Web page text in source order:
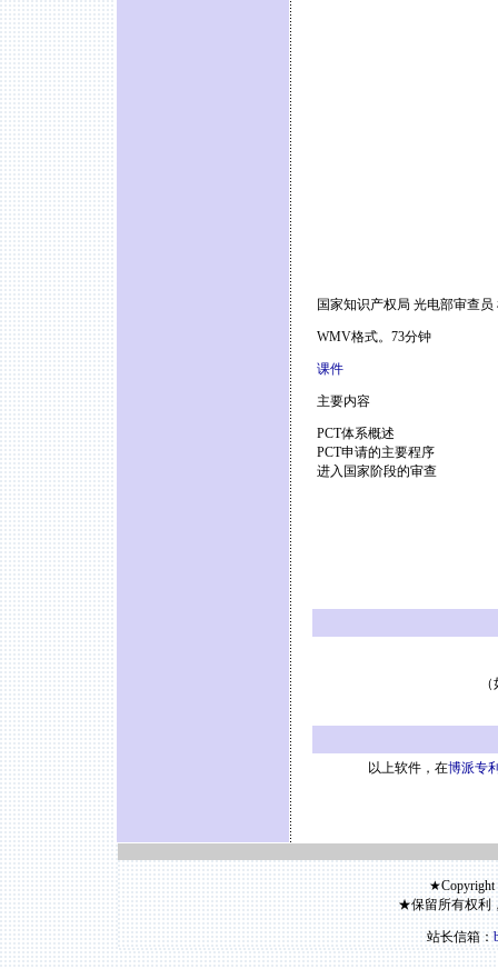
国家知识产权局 光电部审查员
WMV格式。73分钟
课件
主要内容
PCT体系概述
PCT申请的主要程序
进入国家阶段的审查
以上软件，在博派专
★Copyright
★保留所有权利
站长信箱：